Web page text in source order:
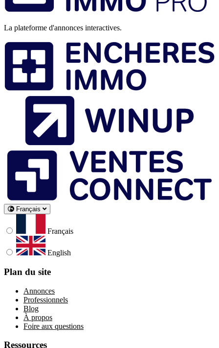
La plateforme d'annonces interactives.
Français
Français
English
Plan du site
Annonces
Professionnels
Blog
À propos
Foire aux questions
Ressources